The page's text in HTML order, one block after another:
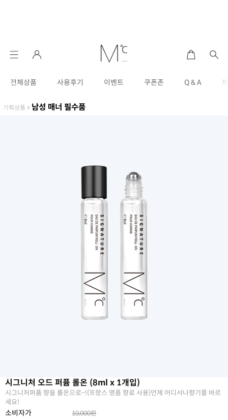
전체상품 사용후기 이벤트 쿠폰존 Q & A
기획상품 > 남성 매너 필수품
시그니처 오드 퍼퓸 롤온 (8ml x 1개입)
시그니처퍼퓸 향을 롤온으로~!(프랑스 명품 향료 사용)언제 어디서나향기를 바르
세요!
소비자가 10,000원